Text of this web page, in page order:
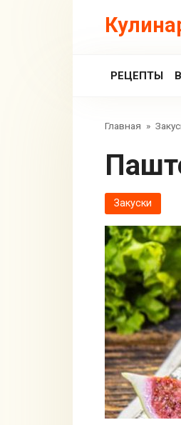
РЕЦЕПТЫ
Главная »
Закуски